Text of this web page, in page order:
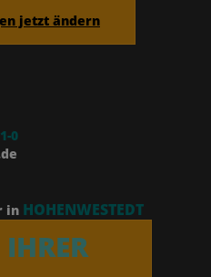
jetzt ändern
0
in HOHENWESTEDT